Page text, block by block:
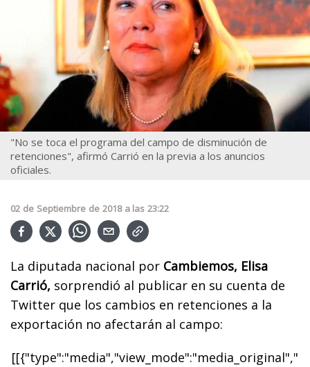
"No se toca el programa del campo de disminución de
retenciones", afirmó Carrió en la previa a los anuncios
oficiales.
02 de Septiembre de 2018 a las 23:22
La diputada nacional por Cambiemos, Elisa
Carrió, sorprendió al publicar en su cuenta de
Twitter que los cambios en retenciones a la
exportación no afectarán al campo:
[[{"type":"media","view_mode":"media_original","